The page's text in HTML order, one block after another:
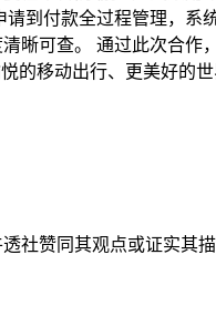
到付款全过程管理，系
晰可查。 通过此次合
的移动出行、更美好的世
社赞同其观点或证实其描